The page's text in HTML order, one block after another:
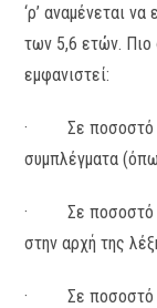
‘ρ’ αναμένεται
των 5,6 ετών. Πιο
εμφανιστεί:
· Σε ποσοστό
συμπλέγματα
· Σε ποσοστό
στην αρχή της
· Σε ποσοστό